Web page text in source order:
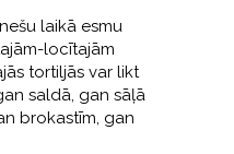
laikā esmu
locītajām
tortiljās var likt
saldā, gan sāļā
brokastīm, gan